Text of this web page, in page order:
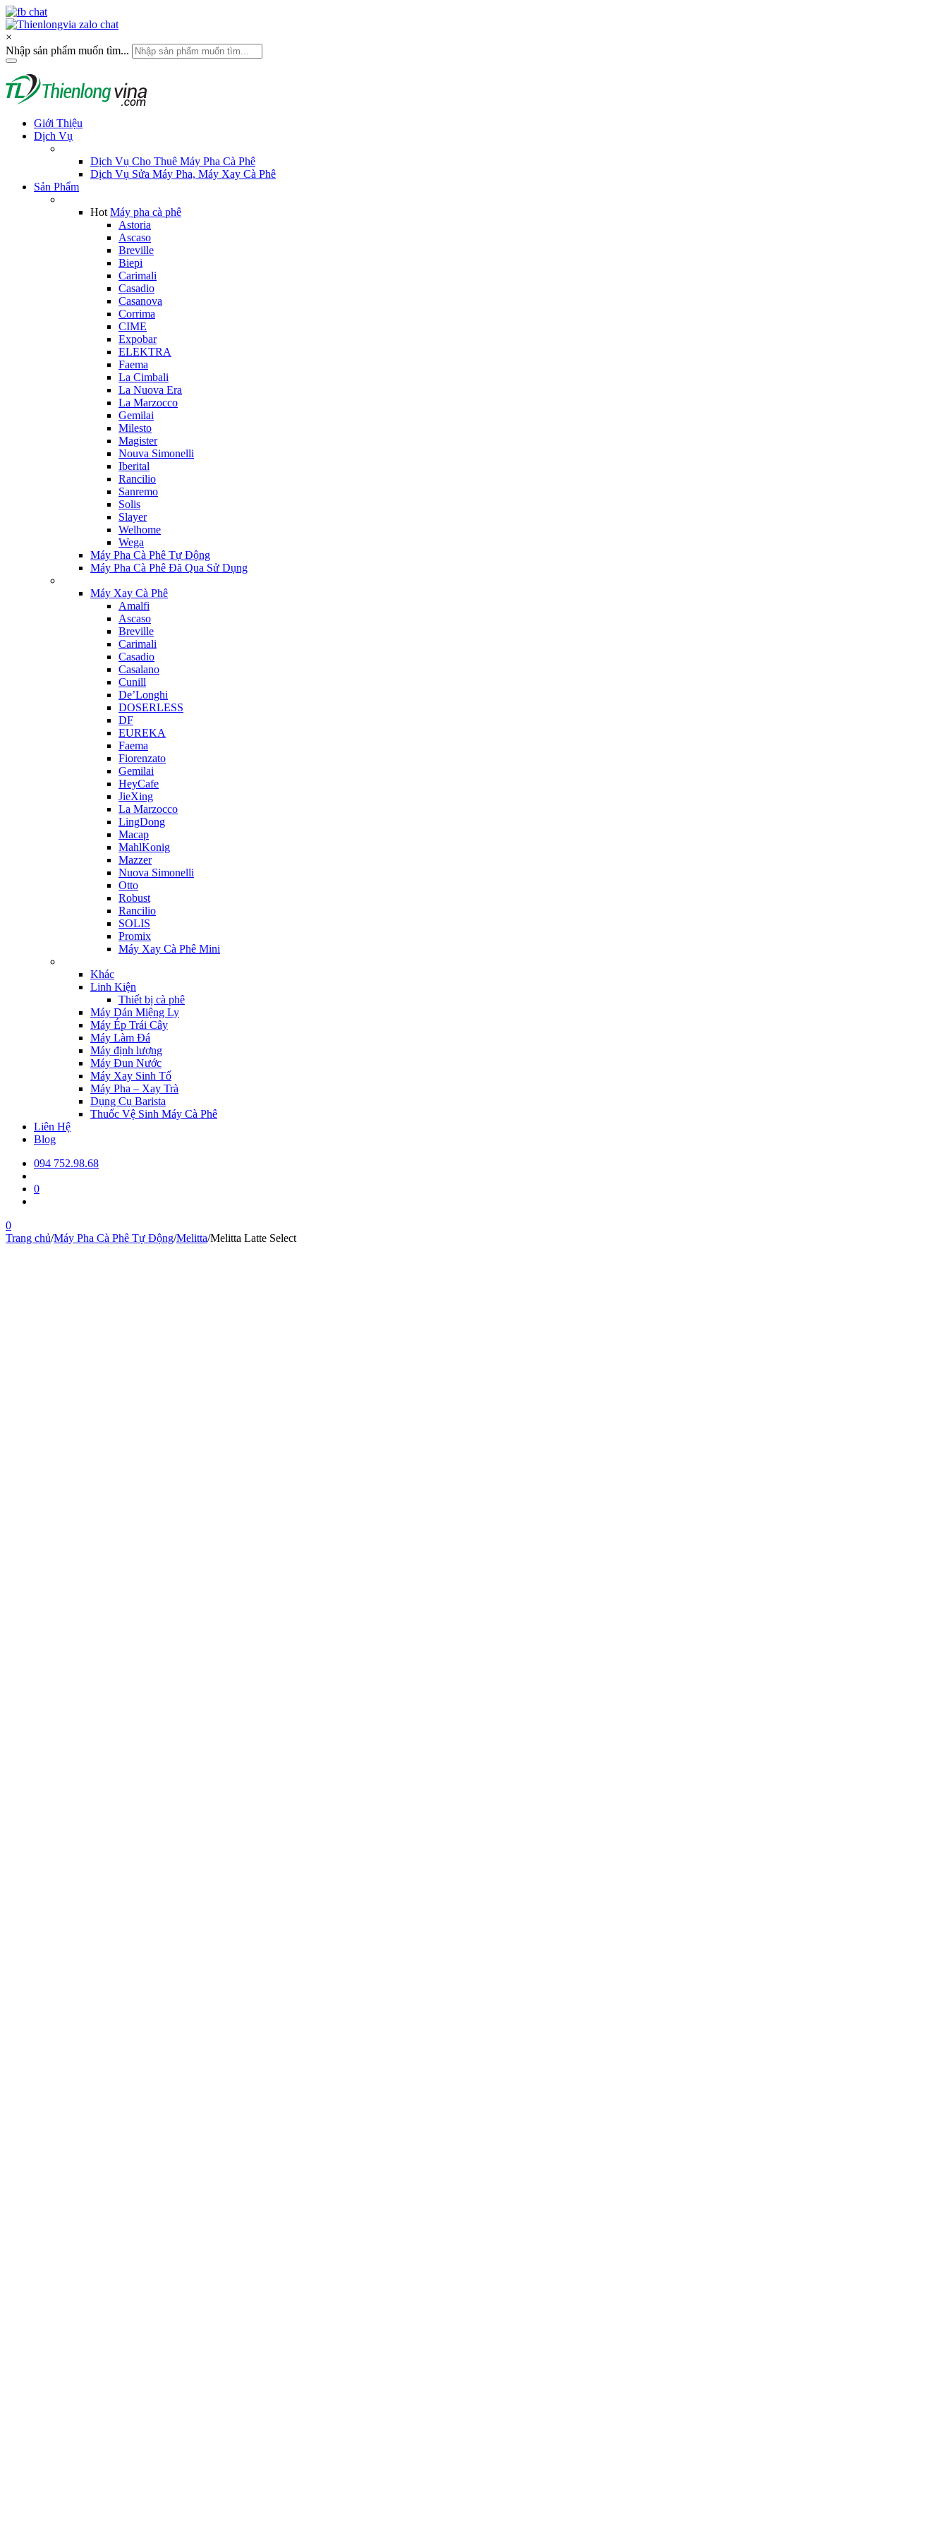
×
Nhập sản phẩm muốn tìm...
Giới Thiệu
Dịch Vụ
Dịch Vụ Cho Thuê Máy Pha Cà Phê
Dịch Vụ Sửa Máy Pha, Máy Xay Cà Phê
Sản Phẩm
Hot Máy pha cà phê
Astoria
Ascaso
Breville
Biepi
Carimali
Casadio
Casanova
Corrima
CIME
Expobar
ELEKTRA
Faema
La Cimbali
La Nuova Era
La Marzocco
Gemilai
Milesto
Magister
Nouva Simonelli
Iberital
Rancilio
Sanremo
Solis
Slayer
Welhome
Wega
Máy Pha Cà Phê Tự Động
Máy Pha Cà Phê Đã Qua Sử Dụng
Máy Xay Cà Phê
Amalfi
Ascaso
Breville
Carimali
Casadio
Casalano
Cunill
De’Longhi
DOSERLESS
DF
EUREKA
Faema
Fiorenzato
Gemilai
HeyCafe
JieXing
La Marzocco
LingDong
Macap
MahlKonig
Mazzer
Nuova Simonelli
Otto
Robust
Rancilio
SOLIS
Promix
Máy Xay Cà Phê Mini
Khác
Linh Kiện
Thiết bị cà phê
Máy Dán Miệng Ly
Máy Ép Trái Cây
Máy Làm Đá
Máy định lượng
Máy Đun Nước
Máy Xay Sinh Tố
Máy Pha – Xay Trà
Dụng Cụ Barista
Thuốc Vệ Sinh Máy Cà Phê
Liên Hệ
Blog
094 752.98.68
0
0
Trang chủ/Máy Pha Cà Phê Tự Động/Melitta/Melitta Latte Select